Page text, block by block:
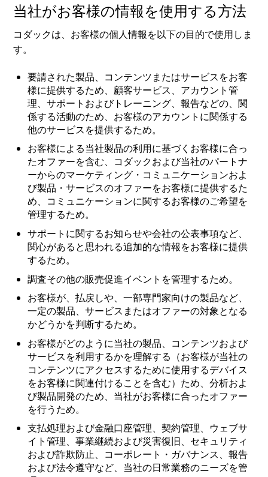
当社がお客様の情報を使用する方法
コダックは、お客様の個人情報を以下の目的で使用しま
す。
要請された製品、コンテンツまたはサービスをお客
様に提供するため、顧客サービス、アカウント管
理、サポートおよびトレーニング、報告などの、関
係する活動のため、お客様のアカウントに関係する
他のサービスを提供するため。
お客様による当社製品の利用に基づくお客様に合っ
たオファーを含む、コダックおよび当社のパートナ
ーからのマーケティング・コミュニケーションおよ
び製品・サービスのオファーをお客様に提供するた
め、コミュニケーションに関するお客様のご希望を
管理するため。
サポートに関するお知らせや会社の公表事項など、
関心があると思われる追加的な情報をお客様に提供
するため。
調査その他の販売促進イベントを管理するため。
お客様が、払戻しや、一部専門家向けの製品など、
一定の製品、サービスまたはオファーの対象となる
かどうかを判断するため。
お客様がどのように当社の製品、コンテンツおよび
サービスを利用するかを理解する（お客様が当社の
コンテンツにアクセスするために使用するデバイス
をお客様に関連付けることを含む）ため、分析およ
び製品開発のため、当社がお客様に合ったオファー
を行うため。
支払処理および金融口座管理、契約管理、ウェブサ
イト管理、事業継続および災害復旧、セキュリティ
および詐欺防止、コーポレート・ガバナンス、報告
および法令遵守など、当社の日常業務のニーズを管